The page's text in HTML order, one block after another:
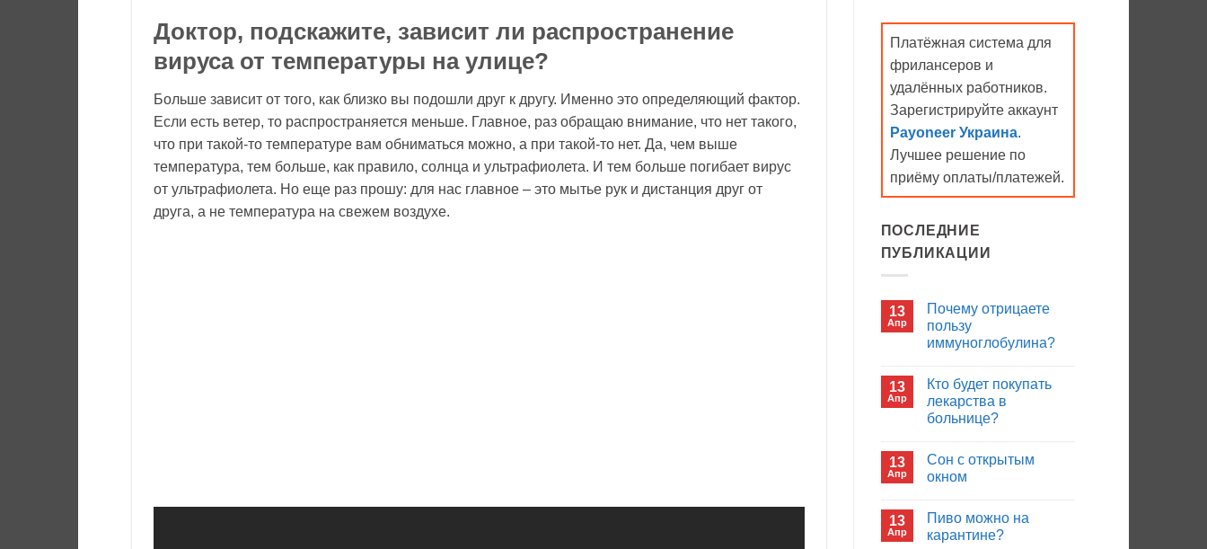
Доктор, подскажите, зависит ли распространение
вируса от температуры на улице?
Больше зависит от того, как близко вы подошли друг к другу. Именно это определяющий фактор.
Если есть ветер, то распространяется меньше. Главное, раз обращаю внимание, что нет такого,
что при такой-то температуре вам обниматься можно, а при такой-то нет. Да, чем выше
температура, тем больше, как правило, солнца и ультрафиолета. И тем больше погибает вирус
от ультрафиолета. Но еще раз прошу: для нас главное – это мытье рук и дистанция друг от
друга, а не температура на свежем воздухе.
Платёжная система для
фрилансеров и
удалённых работников.
Зарегистрируйте аккаунт
Payoneer Украина.
Лучшее решение по
приёму оплаты/платежей.
ПОСЛЕДНИЕ
ПУБЛИКАЦИИ
13
Апр
Почему отрицаете
пользу
иммуноглобулина?
записи
Почему
отрицаете
пользу
13
Апр
Кто будет покупать
лекарства в
больнице?
записи
Кто
будет
больнице?
13
Апр
Сон с открытым
окном
записи
Сон
с
13
Апр
Пиво можно на
карантине?